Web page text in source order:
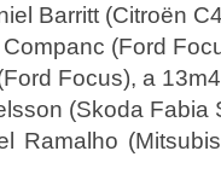
Barritt (Citroën
(Ford
Focus), a
(Skoda Fabia
Ramalho